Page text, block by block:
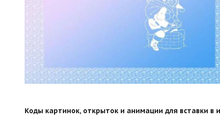
Коды картинок, открыток и анимации для вставки в